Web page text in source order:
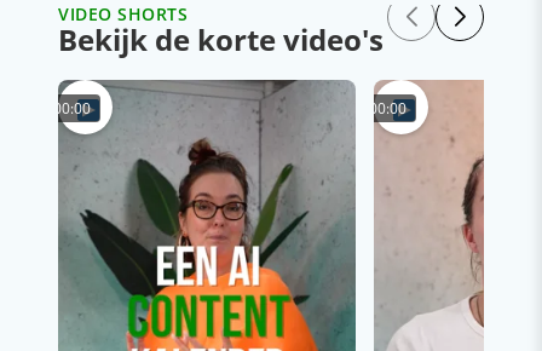
VIDEO SHORTS
Bekijk de korte video's
00:00 00:00